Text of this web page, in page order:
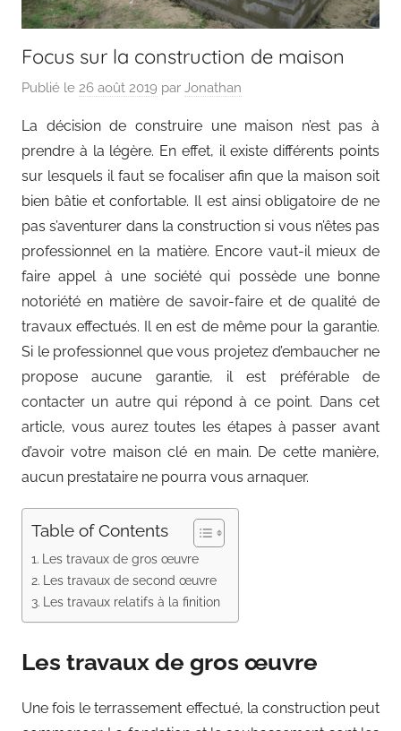
Focus sur la construction de maison
Publié le 26 août 2019 par Jonathan
La décision de construire une maison n’est pas à
prendre à la légère. En effet, il existe différents points
sur lesquels il faut se focaliser afin que la maison soit
bien bâtie et confortable. Il est ainsi obligatoire de ne
pas s’aventurer dans la construction si vous n’êtes pas
professionnel en la matière. Encore vaut-il mieux de
faire appel à une société qui possède une bonne
notoriété en matière de savoir-faire et de qualité de
travaux effectués. Il en est de même pour la garantie.
Si le professionnel que vous projetez d’embaucher ne
propose aucune garantie, il est préférable de
contacter un autre qui répond à ce point. Dans cet
article, vous aurez toutes les étapes à passer avant
d’avoir votre maison clé en main. De cette manière,
aucun prestataire ne pourra vous arnaquer.
Table of Contents
Les travaux de gros œuvre
Les travaux de second œuvre
Les travaux relatifs à la finition
Les travaux de gros œuvre
Une fois le terrassement effectué, la construction peut